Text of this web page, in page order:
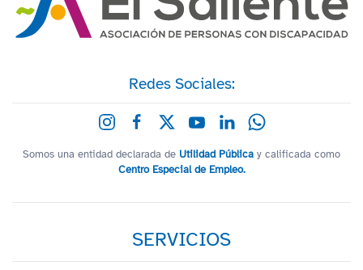
Redes Sociales:
Somos una entidad declarada de Utilidad Pública y calificada como
Centro Especial de Empleo.
SERVICIOS